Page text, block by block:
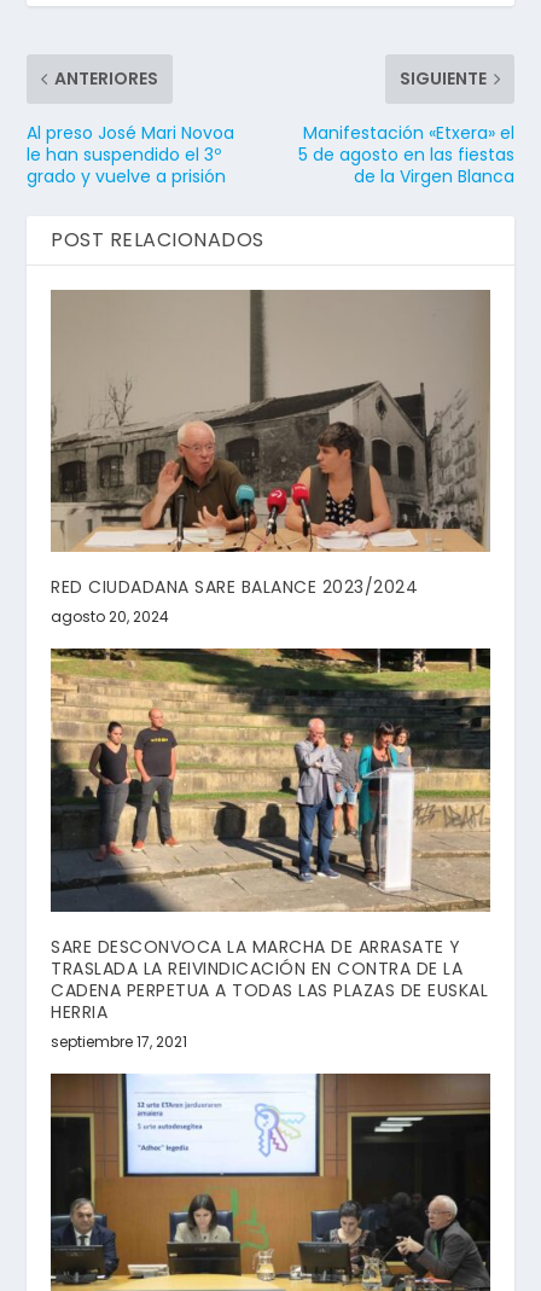
ANTERIORES
Al preso José Mari Novoa
le han suspendido el 3º
grado y vuelve a prisión
SIGUIENTE
Manifestación «Etxera» el
5 de agosto en las fiestas
de la Virgen Blanca
POST RELACIONADOS
RED CIUDADANA SARE BALANCE 2023/2024
agosto 20, 2024
SARE DESCONVOCA LA MARCHA DE ARRASATE Y
TRASLADA LA REIVINDICACIÓN EN CONTRA DE LA
CADENA PERPETUA A TODAS LAS PLAZAS DE EUSKAL
HERRIA
septiembre 17, 2021